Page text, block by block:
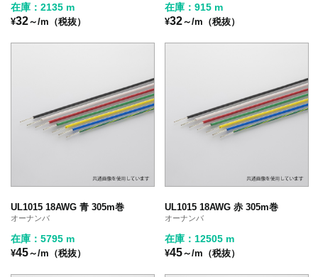
在庫：2135 m
¥32～/m（税抜）
在庫：915 m
¥32～/m（税抜）
UL1015 18AWG 青 305m巻
オーナンバ
在庫：5795 m
¥45～/m（税抜）
UL1015 18AWG 赤 305m巻
オーナンバ
在庫：12505 m
¥45～/m（税抜）